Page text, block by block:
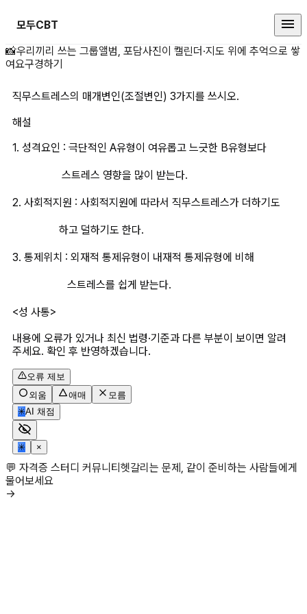
모두CBT
직무스트레스의 매개변인(조절변
📸우리끼리 쓰는 그룹앨범, 포담사진이 캘린더·지도 위에 추억으로 쌓
여요구경하기
직무스트레스의 매개변인(조절변인) 3가지를 쓰시오.
해설
1. 성격요인 : 극단적인 A유형이 여유롭고 느긋한 B유형보다
                  스트레스 영향을 많이 받는다.
2. 사회적지원 : 사회적지원에 따라서 직무스트레스가 더하기도
                 하고 덜하기도 한다.
3. 통제위치 : 외재적 통제유형이 내재적 통제유형에 비해
                    스트레스를 쉽게 받는다.
<성 사통>
내용에 오류가 있거나 최신 법령·기준과 다른 부분이 보이면 알려
주세요. 확인 후 반영하겠습니다.
오류 제보
외움
애매
모름
✳AI 채점
✳ ×
💬 자격증 스터디 커뮤니티헷갈리는 문제, 같이 준비하는 사람들에게
물어보세요
→